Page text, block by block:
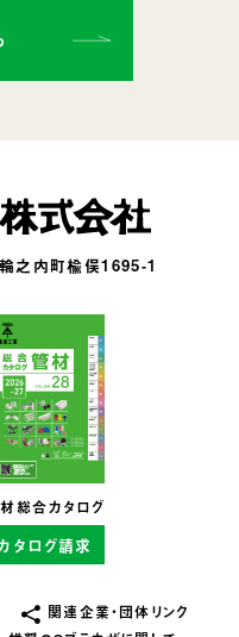
之内町楡俣1695-1
総合カタログ
タログ請求
関連企業・団体リンク